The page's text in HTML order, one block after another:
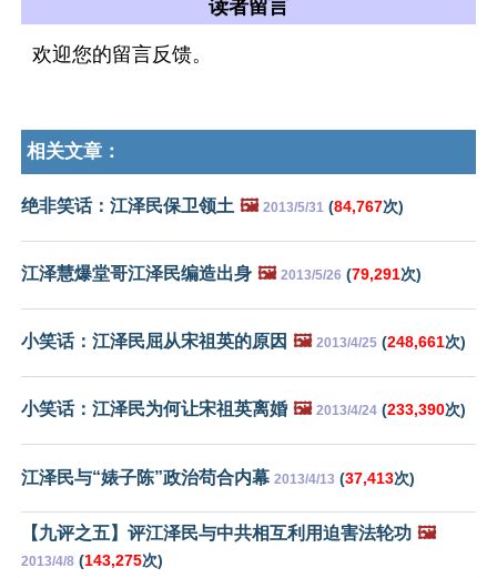
读者留言
欢迎您的留言反馈。
相关文章：
绝非笑话：江泽民保卫领土 🖼️ 2013/5/31 (84,767次)
江泽慧爆堂哥江泽民编造出身 🖼️ 2013/5/26 (79,291次)
小笑话：江泽民屈从宋祖英的原因 🖼️ 2013/4/25 (248,661次)
小笑话：江泽民为何让宋祖英离婚 🖼️ 2013/4/24 (233,390次)
江泽民与“婊子陈”政治苟合内幕 2013/4/13 (37,413次)
【九评之五】评江泽民与中共相互利用迫害法轮功 🖼️
2013/4/8 (143,275次)